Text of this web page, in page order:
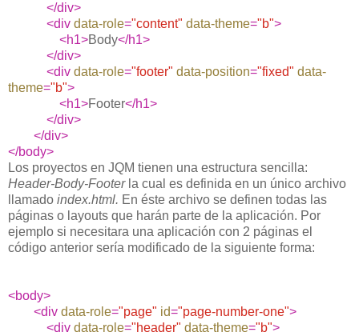
</div>
<div data-role="content" data-theme="b">
<h1>Body</h1>
</div>
<div data-role="footer" data-position="fixed" data-
theme="b">
<h1>Footer</h1>
</div>
</div>
</body>
Los proyectos en JQM tienen una estructura sencilla:
Header-Body-Footer la cual es definida en un único archivo
llamado index.html. En éste archivo se definen todas las
páginas o layouts que harán parte de la aplicación. Por
ejemplo si necesitara una aplicación con 2 páginas el
código anterior sería modificado de la siguiente forma:
<body>
<div data-role="page" id="page-number-one">
<div data-role="header" data-theme="b">